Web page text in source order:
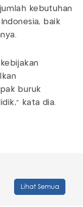
kebutuhan
baik
buruk
kata dia.
Lihat Semua